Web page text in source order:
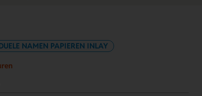
NAMEN PAPIEREN INLAY